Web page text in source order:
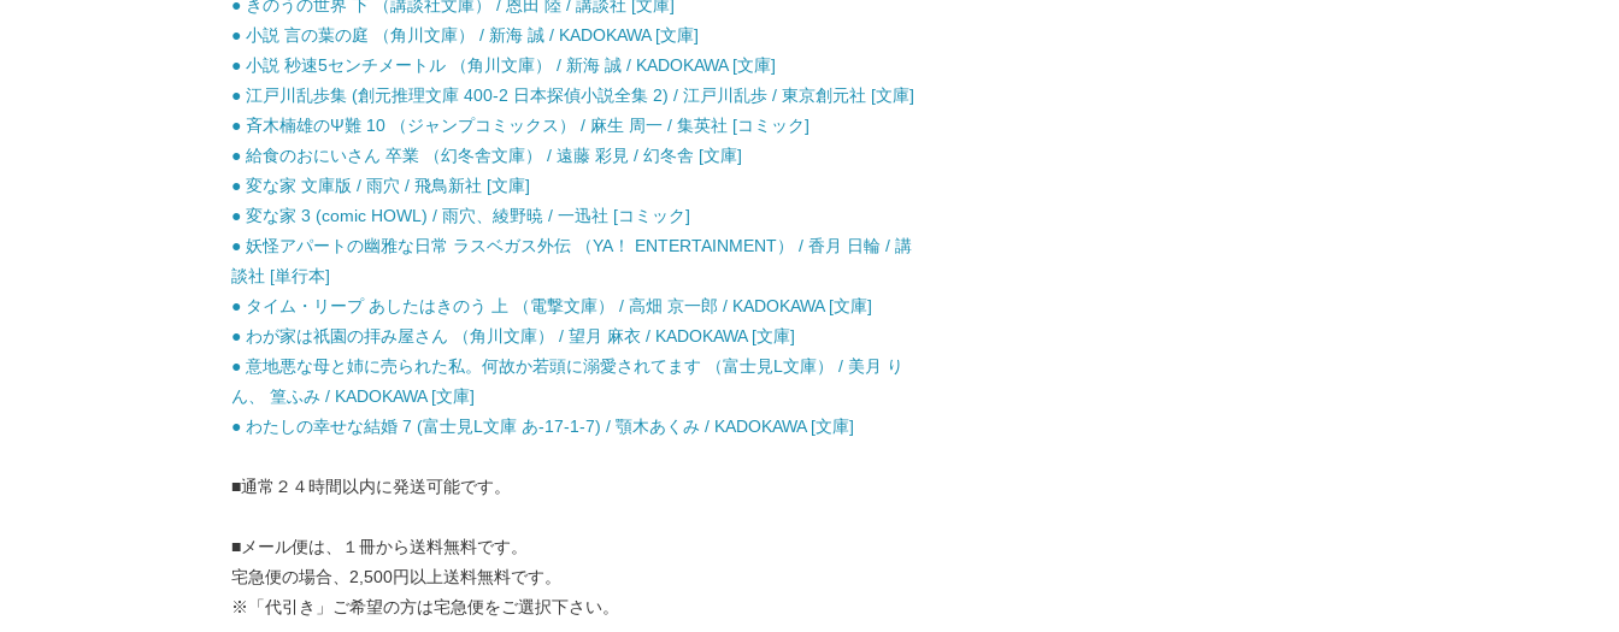
● きのうの世界 下 （講談社文庫） / 恩田 陸 / 講談社 [文庫]
● 小説 言の葉の庭 （角川文庫） / 新海 誠 / KADOKAWA [文庫]
● 小説 秒速5センチメートル （角川文庫） / 新海 誠 / KADOKAWA [文庫]
● 江戸川乱歩集 (創元推理文庫 400-2 日本探偵小説全集 2) / 江戸川乱歩 / 東京創元社 [文庫]
● 斉木楠雄のΨ難 10 （ジャンプコミックス） / 麻生 周一 / 集英社 [コミック]
● 給食のおにいさん 卒業 （幻冬舎文庫） / 遠藤 彩見 / 幻冬舎 [文庫]
● 変な家 文庫版 / 雨穴 / 飛鳥新社 [文庫]
● 変な家 3 (comic HOWL) / 雨穴、綾野暁 / 一迅社 [コミック]
● 妖怪アパートの幽雅な日常 ラスベガス外伝 （YA！ ENTERTAINMENT） / 香月 日輪 / 講
談社 [単行本]
● タイム・リープ あしたはきのう 上 （電撃文庫） / 高畑 京一郎 / KADOKAWA [文庫]
● わが家は祇園の拝み屋さん （角川文庫） / 望月 麻衣 / KADOKAWA [文庫]
● 意地悪な母と姉に売られた私。何故か若頭に溺愛されてます （富士見L文庫） / 美月 り
ん、 篁ふみ / KADOKAWA [文庫]
● わたしの幸せな結婚 7 (富士見L文庫 あ-17-1-7) / 顎木あくみ / KADOKAWA [文庫]
■通常２４時間以内に発送可能です。
■メール便は、１冊から送料無料です。
宅急便の場合、2,500円以上送料無料です。
※「代引き」ご希望の方は宅急便をご選択下さい。